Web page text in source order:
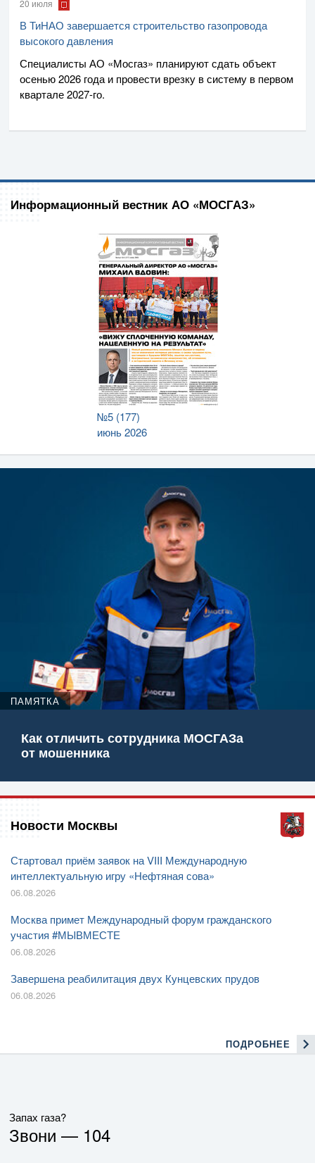
20 июля
В ТиНАО завершается строительство газопровода
высокого давления
Специалисты АО «Мосгаз» планируют сдать объект
осенью 2026 года и провести врезку в систему в первом
квартале2027-го.
Информационный вестник АО «МОСГАЗ»
№5 (177)
июнь 2026
ПАМЯТКА
Как отличить сотрудника МОСГАЗа
от мошенника
Новости Москвы
Стартовал приём заявок на VIII Международную
интеллектуальную игру «Нефтяная сова»
06.08.2026
Москва примет Международный форум гражданского
участия #МЫВМЕСТЕ
06.08.2026
Завершена реабилитация двух Кунцевских прудов
06.08.2026
ПОДРОБНЕЕ
Запах газа?
Звони — 104